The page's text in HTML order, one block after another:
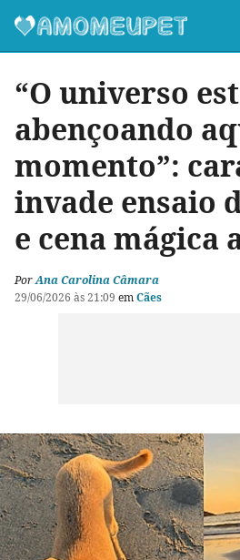
“O universo
abençoando
momento”:
invade ensaio
e cena mágica
PorAna Carolina Câmara
29/06/2026 às 21:09 emCães